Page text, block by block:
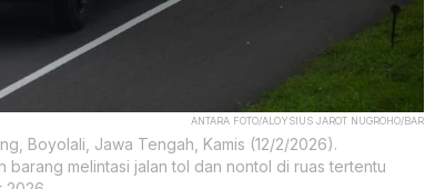
ANTARA FOTO/ALOYSIUS JAROT NUGROHO/BAR
Boyolali, Jawa Tengah, Kamis (12/2/2026).
melintasi jalan tol dan nontol di ruas tertentu